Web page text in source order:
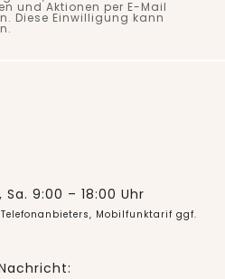
und Aktionen per E-Mail
Diese Einwilligung kann
9:00 – 18:00 Uhr
Mobilfunktarif ggf.